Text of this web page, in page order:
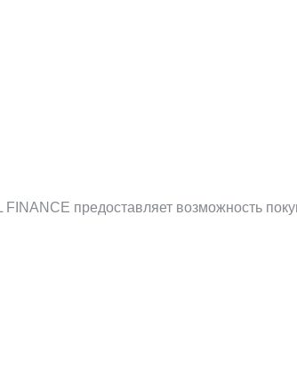
предоставляет возможность